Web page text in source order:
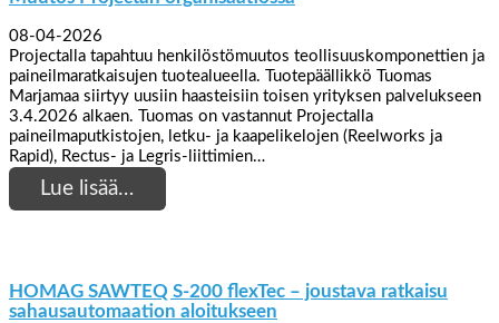
08-04-2026
Projectalla tapahtuu henkilöstömuutos teollisuuskomponettien ja
paineilmaratkaisujen tuotealueella. Tuotepäällikkö Tuomas
Marjamaa siirtyy uusiin haasteisiin toisen yrityksen palvelukseen
3.4.2026 alkaen. Tuomas on vastannut Projectalla
paineilmaputkistojen, letku- ja kaapelikelojen (Reelworks ja
Rapid), Rectus- ja Legris-liittimien…
Lue lisää…
HOMAG SAWTEQ S-200 flexTec – joustava ratkaisu
sahausautomaation aloitukseen